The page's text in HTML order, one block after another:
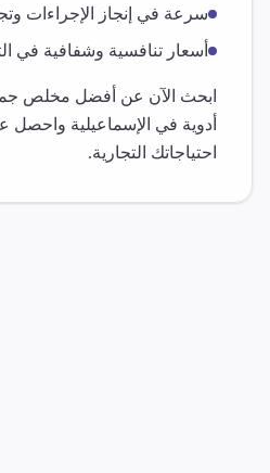
سرعة في إنجاز الإجراءات
أسعار تنافسية وشفافية في
ابحث الآن عن أفضل مخلص
أدوية في الإسماعيلية واحصل
احتياجاتك التجارية.